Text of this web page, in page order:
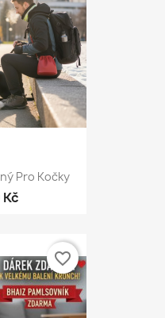
Pro Kočky
favorite_border